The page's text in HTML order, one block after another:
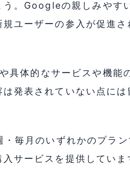
。Googleの親しみやす
ユーザーの参入が促進さ
具体的なサービスや機能
発表されていない点には
・毎月のいずれかのプラ
サービスを提供していま